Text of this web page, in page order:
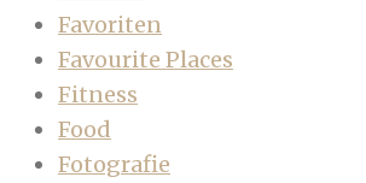
Favoriten
Favourite Places
Fitness
Food
Fotografie